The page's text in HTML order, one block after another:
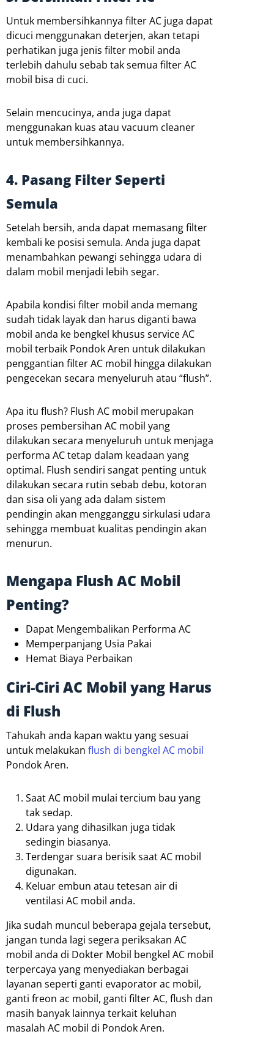
Untuk membersihkannya filter AC juga dapat
dicuci menggunakan deterjen, akan tetapi
perhatikan juga jenis filter mobil anda
terlebih dahulu sebab tak semua filter AC
mobil bisa di cuci.
Selain mencucinya, anda juga dapat
menggunakan kuas atau vacuum cleaner
untuk membersihkannya.
4. Pasang Filter Seperti
Semula
Setelah bersih, anda dapat memasang filter
kembali ke posisi semula. Anda juga dapat
menambahkan pewangi sehingga udara di
dalam mobil menjadi lebih segar.
Apabila kondisi filter mobil anda memang
sudah tidak layak dan harus diganti bawa
mobil anda ke bengkel khusus service AC
mobil terbaik Pondok Aren untuk dilakukan
penggantian filter AC mobil hingga dilakukan
pengecekan secara menyeluruh atau “flush”.
Apa itu flush? Flush AC mobil merupakan
proses pembersihan AC mobil yang
dilakukan secara menyeluruh untuk menjaga
performa AC tetap dalam keadaan yang
optimal. Flush sendiri sangat penting untuk
dilakukan secara rutin sebab debu, kotoran
dan sisa oli yang ada dalam sistem
pendingin akan mengganggu sirkulasi udara
sehingga membuat kualitas pendingin akan
menurun.
Mengapa Flush AC Mobil
Penting?
Dapat Mengembalikan Performa AC
Memperpanjang Usia Pakai
Hemat Biaya Perbaikan
Ciri-Ciri AC Mobil yang Harus
di Flush
Tahukah anda kapan waktu yang sesuai
untuk melakukan flush di bengkel AC mobil
Pondok Aren.
Saat AC mobil mulai tercium bau yang
tak sedap.
Udara yang dihasilkan juga tidak
sedingin biasanya.
Terdengar suara berisik saat AC mobil
digunakan.
Keluar embun atau tetesan air di
ventilasi AC mobil anda.
Jika sudah muncul beberapa gejala tersebut,
jangan tunda lagi segera periksakan AC
mobil anda di Dokter Mobil bengkel AC mobil
terpercaya yang menyediakan berbagai
layanan seperti ganti evaporator ac mobil,
ganti freon ac mobil, ganti filter AC, flush dan
masih banyak lainnya terkait keluhan
masalah AC mobil di Pondok Aren.